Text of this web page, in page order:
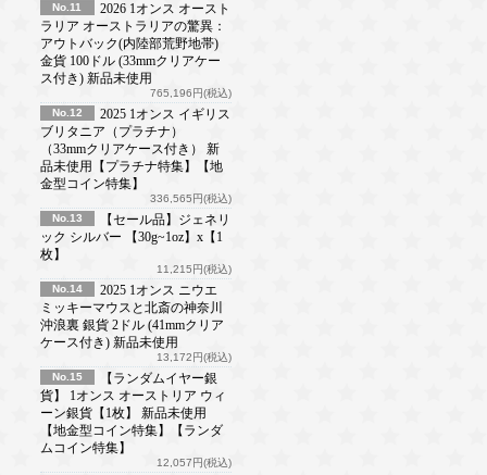
No.11
2026 1オンス オースト
ラリア オーストラリアの驚異：
アウトバック(内陸部荒野地帯)
金貨 100ドル (33mmクリアケー
ス付き) 新品未使用
765,196円(税込)
No.12
2025 1オンス イギリス
ブリタニア（プラチナ）
（33mmクリアケース付き） 新
品未使用【プラチナ特集】【地
金型コイン特集】
336,565円(税込)
No.13
【セール品】ジェネリ
ック シルバー 【30g~1oz】x【1
枚】
11,215円(税込)
No.14
2025 1オンス ニウエ
ミッキーマウスと北斎の神奈川
沖浪裏 銀貨 2ドル (41mmクリア
ケース付き) 新品未使用
13,172円(税込)
No.15
【ランダムイヤー銀
貨】 1オンス オーストリア ウィ
ーン銀貨【1枚】 新品未使用
【地金型コイン特集】【ランダ
ムコイン特集】
12,057円(税込)